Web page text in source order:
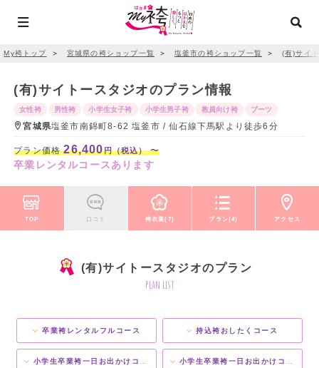
My袴トップ ＞ 宮城県の袴ショップ一覧 ＞ 塩釜市の袴ショップ一覧 ＞ (有)サイ
(有)サイトースタジオのプラン情報
女性袴 男性袴 小学生女子袴 小学生男子袴 教員向け袴 ブーツ
宮城県塩釜市南錦町8-62 塩釜市 / 仙石線下馬駅より徒歩6分
プラン価格26,400円（税込）〜
卒業レンタルコースあります
TOP 口コミ 袴衣装(7) プラン(4) アクセス
(有)サイトースタジオのプラン
plan list
卒業袴レンタルフルコース 持込袴おしたくコース
小学生卒業袴一日お出かけコース(女子) 小学生卒業袴一日お出かけコース(男子)